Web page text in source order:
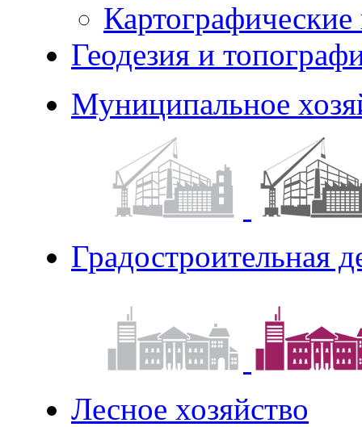
Геодезия и
Муниципальное
Градостроительная
Лесное хозяйство